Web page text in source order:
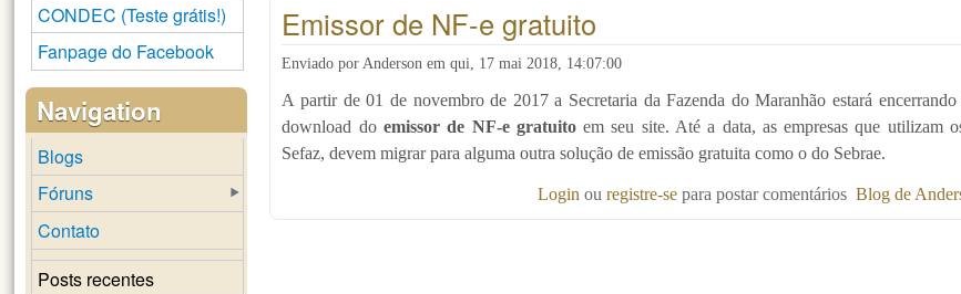
Emissor de NF-e gratuito
Enviado por Anderson emqui, 17 mai 2018, 14:07:00
A partir de 01 de novembro de 2017 a Secretaria da Fazenda do Maranhão estará
download doemissor de NF-e gratuitoem seu site. Até a data, as empresas que utilizam
Sefaz, devem migrar para alguma outra solução de emissão gratuita como o do Sebrae.
Blog de
Login ou registre-separa postar comentários
CONDEC (Teste grátis!)
Fanpage do Facebook
Navigation
Blogs
Fóruns
Contato
Posts recentes